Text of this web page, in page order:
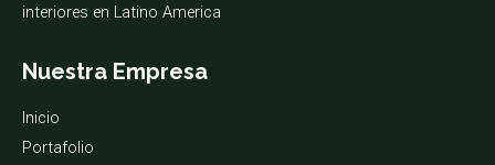
interiores en Latino America
Nuestra Empresa
Inicio
Portafolio